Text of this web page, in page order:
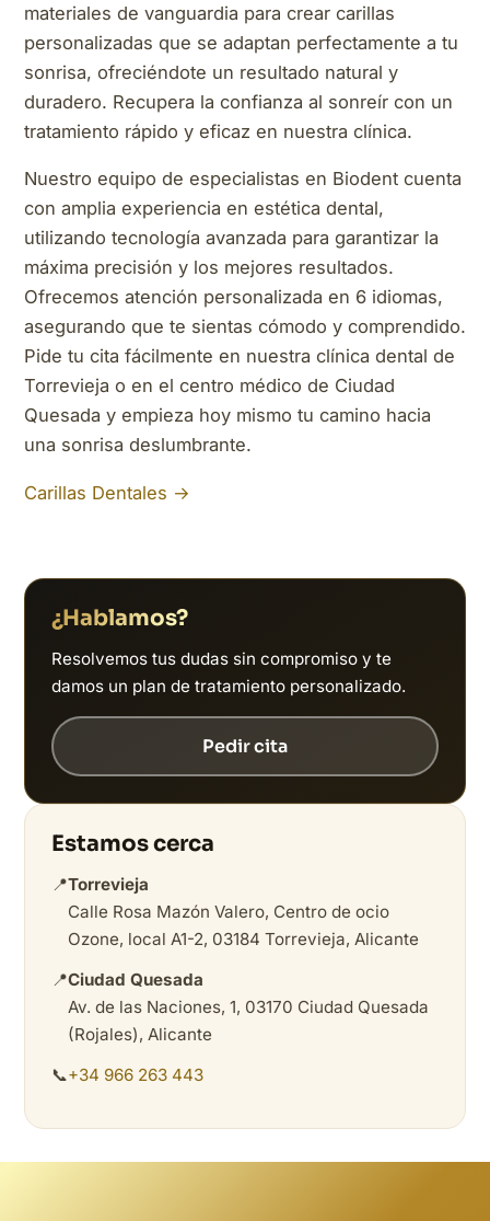
materiales de vanguardia para crear carillas
personalizadas que se adaptan perfectamente a tu
sonrisa, ofreciéndote un resultado natural y
duradero. Recupera la confianza al sonreír con un
tratamiento rápido y eficaz en nuestra clínica.
Nuestro equipo de especialistas en Biodent cuenta
con amplia experiencia en estética dental,
utilizando tecnología avanzada para garantizar la
máxima precisión y los mejores resultados.
Ofrecemos atención personalizada en 6 idiomas,
asegurando que te sientas cómodo y comprendido.
Pide tu cita fácilmente en nuestra clínica dental de
Torrevieja o en el centro médico de Ciudad
Quesada y empieza hoy mismo tu camino hacia
una sonrisa deslumbrante.
Carillas Dentales →
¿Hablamos?
Resolvemos tus dudas sin compromiso y te
damos un plan de tratamiento personalizado.
Pedir cita
Estamos cerca
📍Torrevieja
Calle Rosa Mazón Valero, Centro de ocio
Ozone, local A1-2, 03184 Torrevieja, Alicante
📍Ciudad Quesada
Av. de las Naciones, 1, 03170 Ciudad Quesada
(Rojales), Alicante
📞+34 966 263 443